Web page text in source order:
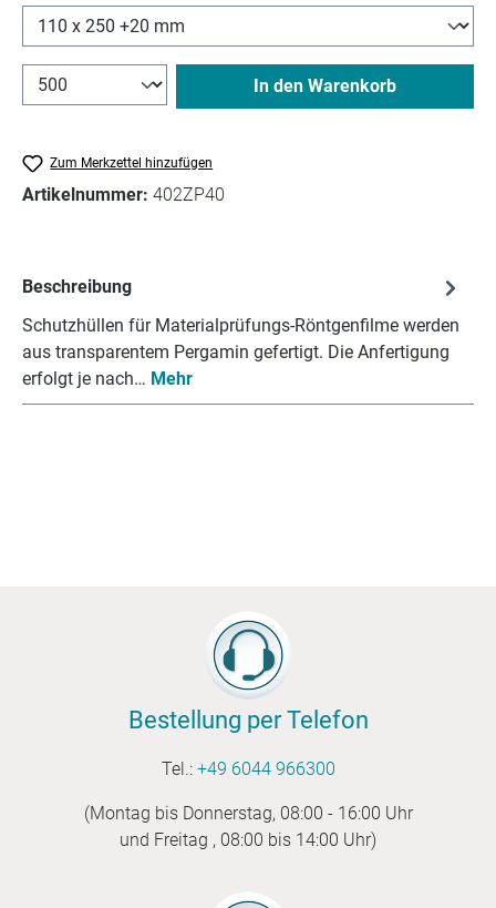
In den Warenkorb
Zum Merkzettel hinzufügen
Artikelnummer: 402ZP40
Beschreibung
Schutzhüllen für Materialprüfungs-Röntgenfilme werden
aus transparentem Pergamin gefertigt. Die Anfertigung
erfolgt je nach… Mehr
Bestellung per Telefon
Tel.: +49 6044 966300
(Montag bis Donnerstag, 08:00 - 16:00 Uhr
und Freitag , 08:00 bis 14:00 Uhr)